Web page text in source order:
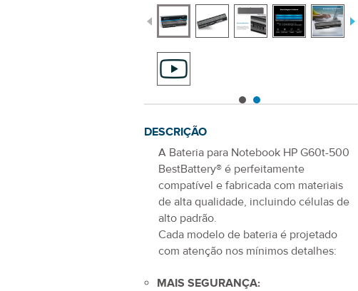
DESCRIÇÃO
A Bateria para Notebook HP G60t-500
BestBattery® é perfeitamente
compatível e fabricada com materiais
de alta qualidade, incluindo células de
alto padrão.
Cada modelo de bateria é projetado
com atenção nos mínimos detalhes:
MAIS SEGURANÇA: